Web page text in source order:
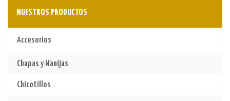
NUESTROS PRODUCTOS
Accesorios
Chapas y Manijas
Chicotillos